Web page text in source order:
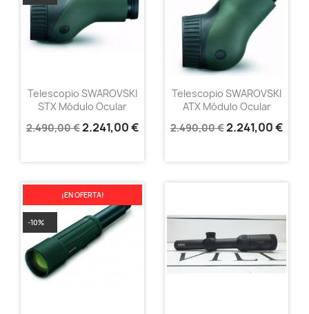
Telescopio SWAROVSKI
STX Módulo Ocular
2.490,00 €2.241,00 €
Telescopio SWAROVSKI
ATX Módulo Ocular
2.490,00 €2.241,00 €
¡EN OFERTA!
-10%